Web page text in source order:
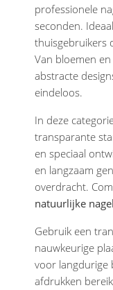
professionele
seconden.
thuisgebruikers
Van bloemen
abstracte
eindeloos.
In deze
transparante
en speciaal
en langzaam
overdracht.
natuurlijke
Gebruik een
nauwkeurige
voor langdurige
afdrukken